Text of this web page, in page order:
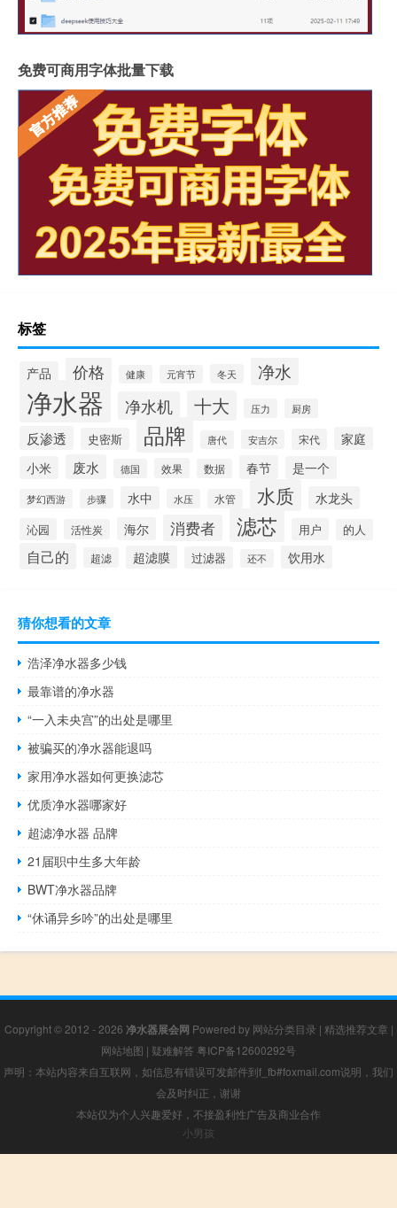
免费可商用字体批量下载
标签
产品 价格 健康 元宵节 冬天 净水
净水器 净水机 十大 压力 厨房
反渗透 史密斯 品牌 唐代 安吉尔 宋代
家庭
小米
废水 德国 效果 数据 春节 是一个
梦幻西游 步骤 水中 水压 水管 水质 水龙头
沁园 活性炭 海尔 消费者 滤芯 用户 的人
自己的 超滤 超滤膜 过滤器 还不 饮用水
猜你想看的文章
浩泽净水器多少钱
最靠谱的净水器
“一入未央宫”的出处是哪里
被骗买的净水器能退吗
家用净水器如何更换滤芯
优质净水器哪家好
超滤净水器 品牌
21届职中生多大年龄
BWT净水器品牌
“休诵异乡吟”的出处是哪里
Copyright © 2012 - 2026 净水器展会网 Powered by 网站分类目录 | 精选推荐文章 |
网站地图 | 疑难解答 粤ICP备12600292号
声明：本站内容来自互联网，如信息有错误可发邮件到f_fb#foxmail.com说明，我们
会及时纠正，谢谢
本站仅为个人兴趣爱好，不接盈利性广告及商业合作
小男孩